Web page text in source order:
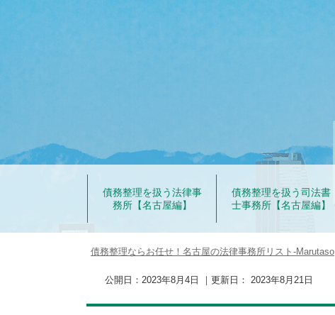
債務整理を扱う法律事
務所【名古屋編】
債務整理を扱う司法書
士事務所【名古屋編】
債務整理ならお任せ！名古屋の法律事務所リスト‐Marutaso
公開日： 2023年8月4日 ｜更新日： 2023年8月21日